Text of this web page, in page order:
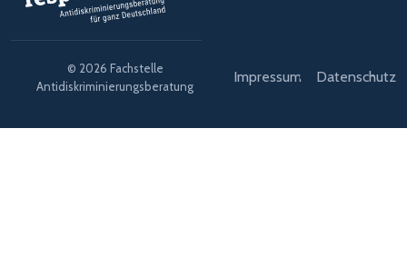
© 2026 Fachstelle
Antidiskriminierungsberatung
Impressum Datenschutz